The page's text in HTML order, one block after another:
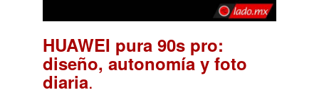
HUAWEI pura 90s pro:
diseño, autonomía y foto
diaria.